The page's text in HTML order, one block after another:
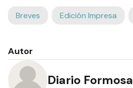
Breves Edición Impresa
Autor
Diario Formosa